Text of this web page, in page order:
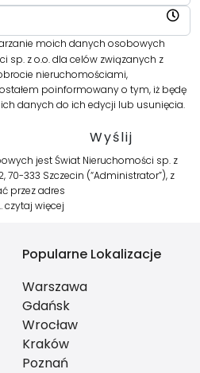
moich danych osobowych
sp. z o.o. dla celów związanych z
nieruchomościami,
poinformowany o tym, iż będę
danych do ich edycji lub usunięcia.
jest Świat Nieruchomości sp. z
70-333 Szczecin (“Administrator”), z
przez adres
czytaj więcej
Popularne Lokalizacje
Warszawa
Gdańsk
Wrocław
Kraków
Poznań